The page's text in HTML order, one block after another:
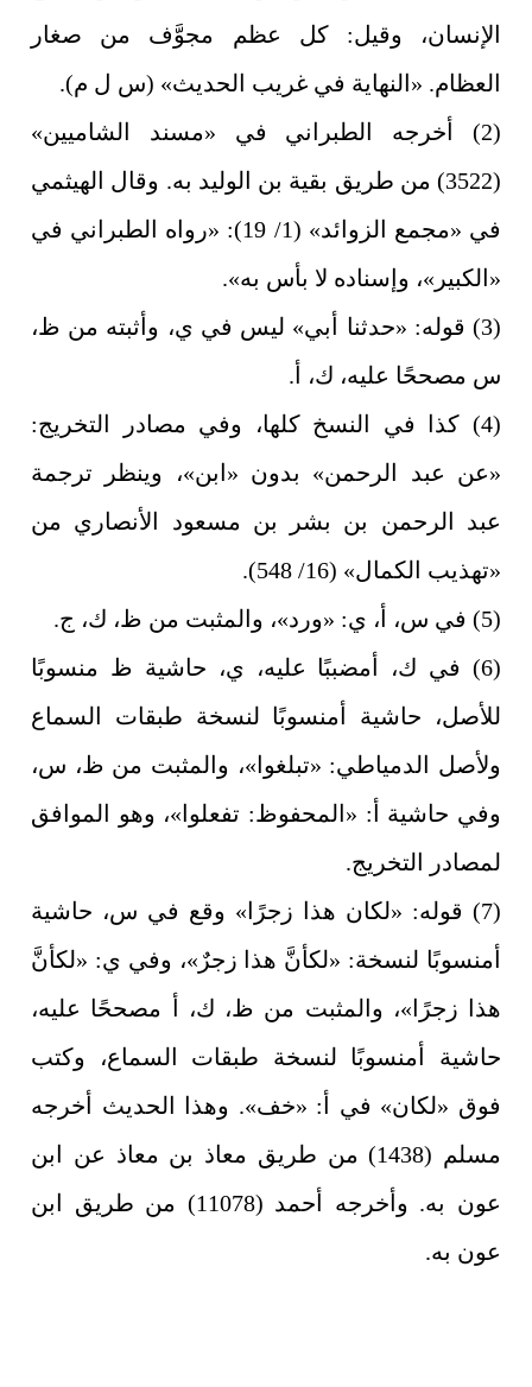
الإنسان، وقيل: كل عظم مجوَّف من صغار
العظام. «النهاية في غريب الحديث» (س ل م).
(2) أخرجه الطبراني في «مسند الشاميين»
(3522) من طريق بقية بن الوليد به. وقال الهيثمي
في «مجمع الزوائد» (1/ 19): «رواه الطبراني في
«الكبير»، وإسناده لا بأس به».
(3) قوله: «حدثنا أبي» ليس في ي، وأثبته من ظ،
س مصححًا عليه، ك، أ.
(4) كذا في النسخ كلها، وفي مصادر التخريج:
«عن عبد الرحمن» بدون «ابن»، وينظر ترجمة
عبد الرحمن بن بشر بن مسعود الأنصاري من
«تهذيب الكمال» (16/ 548).
(5) في س، أ، ي: «ورد»، والمثبت من ظ، ك، ج.
(6) في ك، أمضببًا عليه، ي، حاشية ظ منسوبًا
للأصل، حاشية أمنسوبًا لنسخة طبقات السماع
ولأصل الدمياطي: «تبلغوا»، والمثبت من ظ، س،
وفي حاشية أ: «المحفوظ: تفعلوا»، وهو الموافق
لمصادر التخريج.
(7) قوله: «لكان هذا زجرًا» وقع في س، حاشية
أمنسوبًا لنسخة: «لكأنَّ هذا زجرٌ»، وفي ي: «لكأنَّ
هذا زجرًا»، والمثبت من ظ، ك، أ مصححًا عليه،
حاشية أمنسوبًا لنسخة طبقات السماع، وكتب
فوق «لكان» في أ: «خف». وهذا الحديث أخرجه
مسلم (1438) من طريق معاذ بن معاذ عن ابن
عون به. وأخرجه أحمد (11078) من طريق ابن
عون به.